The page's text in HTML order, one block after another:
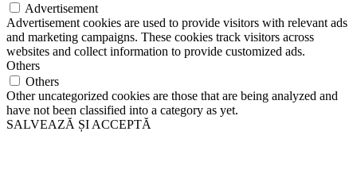
Advertisement
Advertisement cookies are used to provide visitors with relevant ads
and marketing campaigns. These cookies track visitors across
websites and collect information to provide customized ads.
Others
Others
Other uncategorized cookies are those that are being analyzed and
have not been classified into a category as yet.
SALVEAZĂ ȘI ACCEPTĂ